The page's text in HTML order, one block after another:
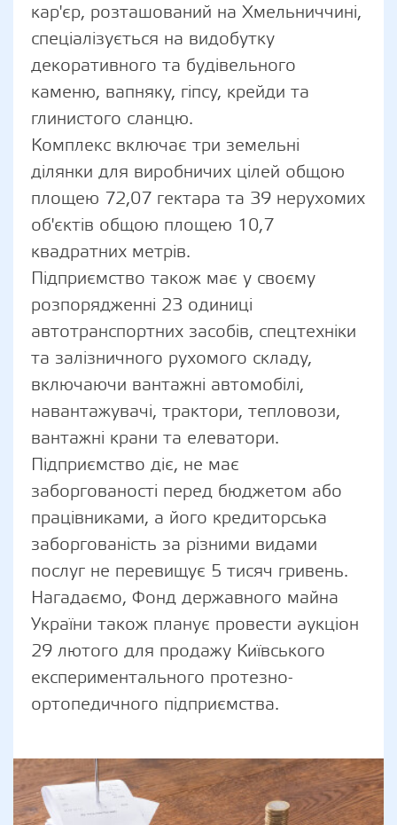
кар'єр, розташований на Хмельниччині,
спеціалізується на видобутку
декоративного та будівельного
каменю, вапняку, гіпсу, крейди та
глинистого сланцю.
Комплекс включає три земельні
ділянки для виробничих цілей общою
площею 72,07 гектара та 39 нерухомих
об'єктів общою площею 10,7
квадратних метрів.
Підприємство також має у своєму
розпорядженні 23 одиниці
автотранспортних засобів, спецтехніки
та залізничного рухомого складу,
включаючи вантажні автомобілі,
навантажувачі, трактори, тепловози,
вантажні крани та елеватори.
Підприємство діє, не має
заборгованості перед бюджетом або
працівниками, а його кредиторська
заборгованість за різними видами
послуг не перевищує 5 тисяч гривень.
Нагадаємо, Фонд державного майна
України також планує провести аукціон
29 лютого для продажу Київського
експериментального протезно-
ортопедичного підприємства.